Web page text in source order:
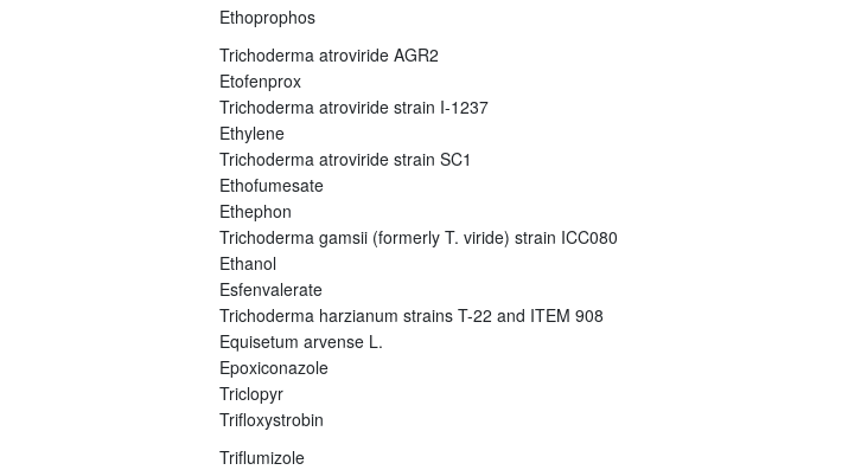
Ethoprophos
Trichoderma atroviride AGR2
Etofenprox
Trichoderma atroviride strain I-1237
Ethylene
Trichoderma atroviride strain SC1
Ethofumesate
Ethephon
Trichoderma gamsii (formerly T. viride) strain ICC080
Ethanol
Esfenvalerate
Trichoderma harzianum strains T-22 and ITEM 908
Equisetum arvense L.
Epoxiconazole
Triclopyr
Trifloxystrobin
Triflumizole